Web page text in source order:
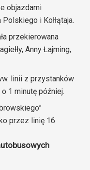
objazdami
i Kołłątaja.
przekierowana
Anny Łajming,
linii z przystanków
1 minutę później.
przez linię 16